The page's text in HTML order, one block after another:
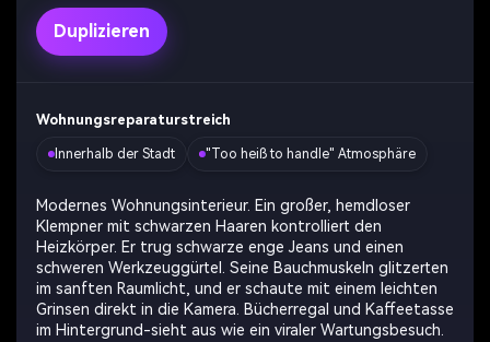
Duplizieren
Wohnungsreparaturstreich
Innerhalb der Stadt "Too heiß to handle" Atmosphäre
Modernes Wohnungsinterieur. Ein großer, hemdloser
Klempner mit schwarzen Haaren kontrolliert den
Heizkörper. Er trug schwarze enge Jeans und einen
schweren Werkzeuggürtel. Seine Bauchmuskeln glitzerten
im sanften Raumlicht, und er schaute mit einem leichten
Grinsen direkt in die Kamera. Bücherregal und Kaffeetasse
im Hintergrund-sieht aus wie ein viraler Wartungsbesuch.